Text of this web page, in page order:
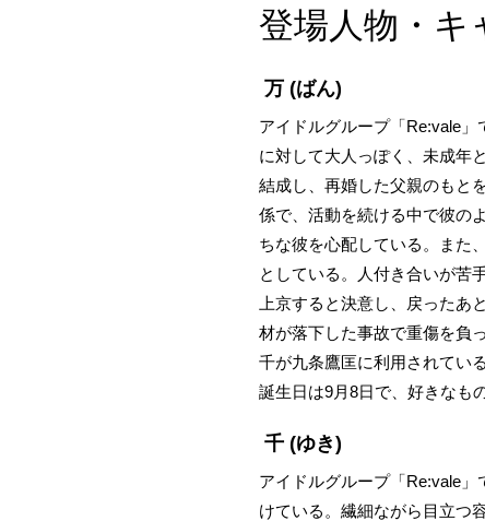
登場人物・キ
万 (ばん)
アイドルグループ「Re:vale
に対して大人っぽく、未成年
結成し、再婚した父親のもと
係で、活動を続ける中で彼の
ちな彼を心配している。また
としている。人付き合いが苦
上京すると決意し、戻った
材が落下した事故で重傷を負
千が九条鷹匡に利用されてい
誕生日は9月8日で、好きなも
千 (ゆき)
アイドルグループ「Re:vale
けている。繊細ながら目立つ